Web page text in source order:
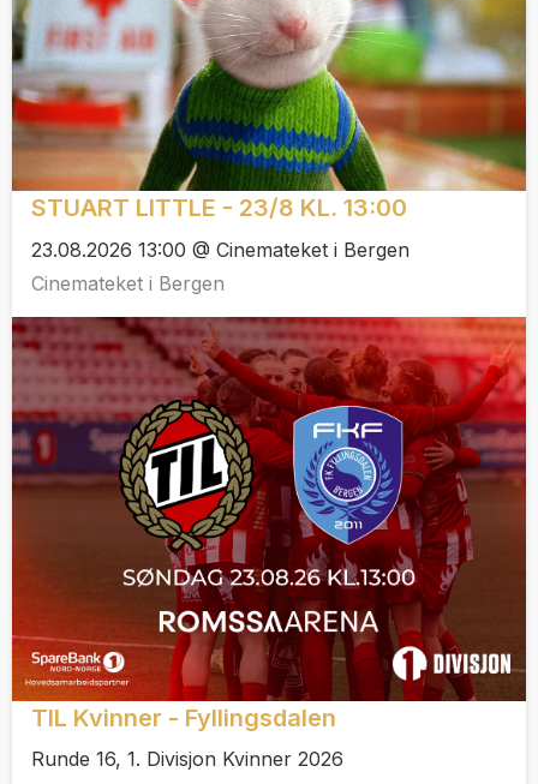
STUART LITTLE - 23/8 KL. 13:00
23.08.2026 13:00 @ Cinemateket i Bergen
Cinemateket i Bergen
TIL Kvinner - Fyllingsdalen
Runde 16, 1. Divisjon Kvinner 2026